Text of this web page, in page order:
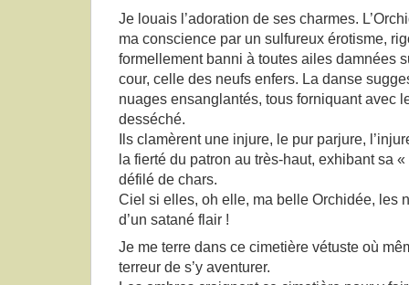
Je louais l’adoration de ses charmes.
ma conscience par un sulfureux érotisme,
formellement banni à toutes ailes damnées
cour, celle des neufs enfers. La danse
nuages ensanglantés, tous forniquant avec
desséché.
Ils clamèrent une injure, le pur parjure,
la fierté du patron au très-haut, exhibant sa
défilé de chars.
Ciel si elles, oh elle, ma belle Orchidée, les
d’un satané flair !
Je me terre dans ce cimetière vétuste où
terreur de s’y aventurer.